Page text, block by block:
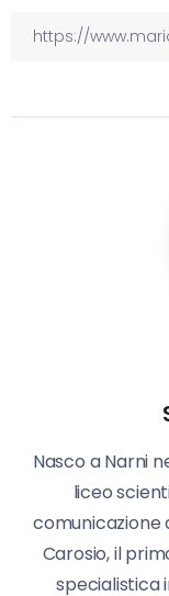
Nasco a Narni
liceo
comunicazione
Carosio, il
specialistica